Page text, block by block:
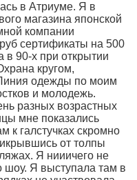
в Атриуме. Я в
магазина японской
компании
сертификаты на 500
в 90-х при открытии
кругом,
одежды по моим
и молодежь.
разных возрастных
мне показались
к галстучках скромно
от толпы
Я нииичего не
шоу. Я выступала там в